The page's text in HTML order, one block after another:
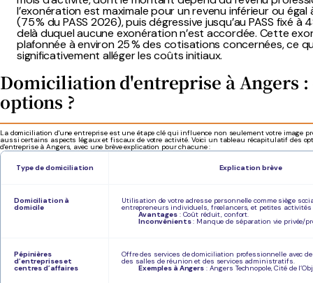
l’exonération estmaximale pour un revenu inférieur ou égal
(75 % du PASS 2026), puisdégressive jusqu’au PASS fixé à
delà duquel aucune exonération n’est accordée. Cette
plafonnée à environ 25 % des cotisations concernées, ce
significativement alléger les coûts initiaux.
Domiciliation d'entreprise à Angers
options ?
La domiciliation d'une entreprise est une étape clé qui influence non seulement votre image
aussi certains aspects légaux et fiscaux de votre activité. Voici un tableau récapitulatif des
d'entreprise à Angers, avec une brève explication pour chacune :
Type de domiciliation Explication brève
Domiciliation à
domicile
Utilisation de votre adresse personnelle comme siège
entrepreneurs individuels, freelancers, et petites activités
Avantages: Coût réduit, confort.
Inconvénients: Manque de séparation vie privée/
Pépinières
d’entreprises et
centres d’affaires
Offre des services de domiciliation professionnelle avec
des salles de réunion et des services administratifs.
Exemples à Angers: Angers Technopole, Cité de